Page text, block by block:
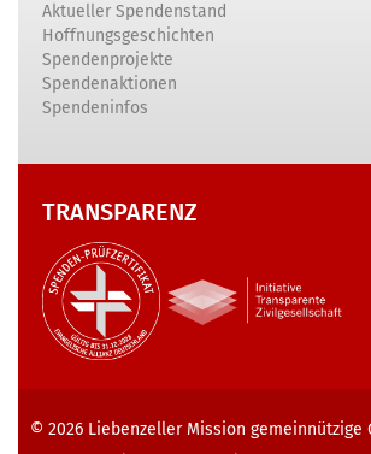
Aktueller Spendenstand
Hoffnungsgeschichten
Spendenprojekte
Spendenaktionen
Spendeninfos
TRANSPARENZ
© 2026 Liebenzeller Mission gemeinnützige